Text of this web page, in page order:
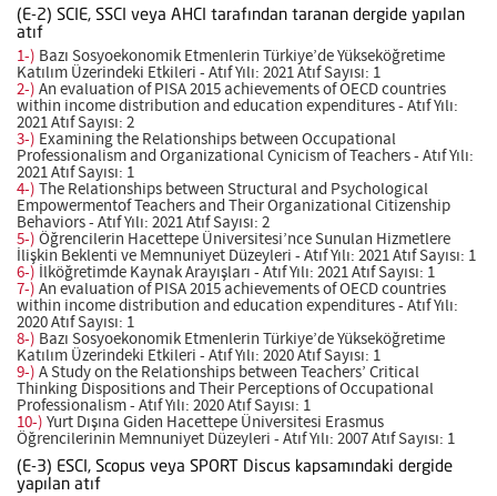
(E-2) SCIE, SSCI veya AHCI tarafından taranan dergide yapılan
atıf
1-) Bazı Sosyoekonomik Etmenlerin Türkiye’de Yükseköğretime
Katılım Üzerindeki Etkileri - Atıf Yılı: 2021 Atıf Sayısı: 1
2-) An evaluation of PISA 2015 achievements of OECD countries
within income distribution and education expenditures - Atıf Yılı:
2021 Atıf Sayısı: 2
3-) Examining the Relationships between Occupational
Professionalism and Organizational Cynicism of Teachers - Atıf Yılı:
2021 Atıf Sayısı: 1
4-) The Relationships between Structural and Psychological
Empowermentof Teachers and Their Organizational Citizenship
Behaviors - Atıf Yılı: 2021 Atıf Sayısı: 2
5-) Öğrencilerin Hacettepe Üniversitesi’nce Sunulan Hizmetlere
İlişkin Beklenti ve Memnuniyet Düzeyleri - Atıf Yılı: 2021 Atıf Sayısı: 1
6-) İlköğretimde Kaynak Arayışları - Atıf Yılı: 2021 Atıf Sayısı: 1
7-) An evaluation of PISA 2015 achievements of OECD countries
within income distribution and education expenditures - Atıf Yılı:
2020 Atıf Sayısı: 1
8-) Bazı Sosyoekonomik Etmenlerin Türkiye’de Yükseköğretime
Katılım Üzerindeki Etkileri - Atıf Yılı: 2020 Atıf Sayısı: 1
9-) A Study on the Relationships between Teachers’ Critical
Thinking Dispositions and Their Perceptions of Occupational
Professionalism - Atıf Yılı: 2020 Atıf Sayısı: 1
10-) Yurt Dışına Giden Hacettepe Üniversitesi Erasmus
Öğrencilerinin Memnuniyet Düzeyleri - Atıf Yılı: 2007 Atıf Sayısı: 1
(E-3) ESCI, Scopus veya SPORT Discus kapsamındaki dergide
yapılan atıf